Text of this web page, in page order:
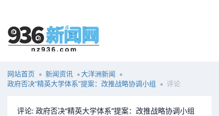
网站首页 新闻资讯
大洋洲新闻
政府否决“精英大学体系”提案：改推战略协调小组
评论
评论: 政府否决“精英大学体系”提案：改推战略协调小组